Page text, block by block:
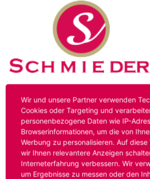
Kontakt Impressum Datenschutz
Hinweis:Das von ihnen aufgerufene
bereits ausgelaufen. Alternative
Sie unter:
www.schmieder-
Oder Sie bewerben sich
initiativund wir
passende Stellenangebote.
Wir und unsere Partner verwenden
Cookies oder Targeting und
personenbezogene Daten wie IP-
Browserinformationen, um die von
Werbung zu personalisieren. Auf diese
wir Ihnen relevantere Anzeigen
Interneterfahrung verbessern. Wir
um Ergebnisse zu messen oder den